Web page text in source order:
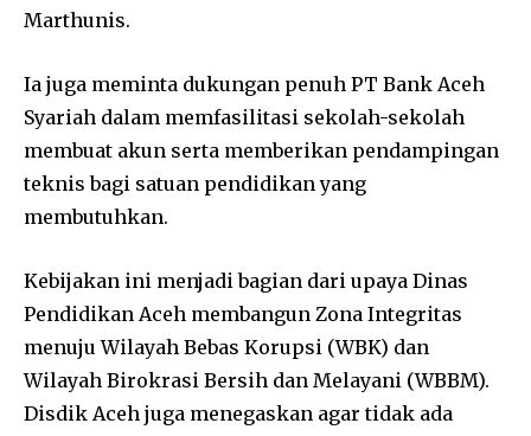
Marthunis.
Ia juga meminta dukungan penuh PT Bank Aceh
Syariah dalam memfasilitasi sekolah-sekolah
membuat akun serta memberikan pendampingan
teknis bagi satuan pendidikan yang
membutuhkan.
Kebijakan ini menjadi bagian dari upaya Dinas
Pendidikan Aceh membangun Zona Integritas
menuju Wilayah Bebas Korupsi (WBK) dan
Wilayah Birokrasi Bersih dan Melayani (WBBM).
Disdik Aceh juga menegaskan agar tidak ada